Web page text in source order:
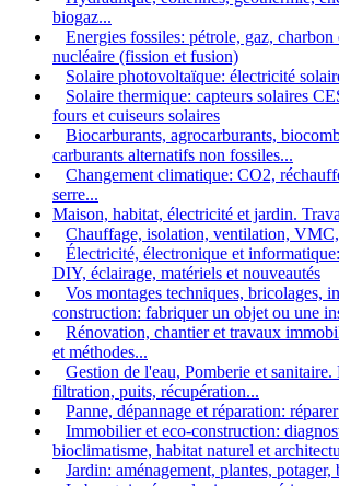
biogaz...
Energies fossiles: pétrole, gaz, charbon
nucléaire (fission et fusion)
Solaire photovoltaïque: électricité
Solaire thermique: capteurs solaires
fours et cuiseurs solaires
Biocarburants, agrocarburants,
carburants alternatifs non fossiles...
Changement climatique: CO2,
serre...
Maison, habitat, électricité et jardin.
Chauffage, isolation, ventilation,
Électricité, électronique et
DIY, éclairage, matériels et nouveautés
Vos montages techniques, bricolages,
construction: fabriquer un objet ou une
Rénovation, chantier et travaux
et méthodes...
Gestion de l'eau, Pomberie et sanitaire.
filtration, puits, récupération...
Panne, dépannage et réparation:
Immobilier et eco-construction:
bioclimatisme, habitat naturel et
Jardin: aménagement, plantes, potager,